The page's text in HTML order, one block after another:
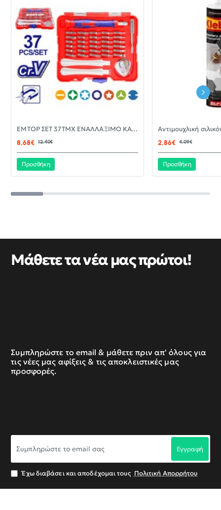
-30%EMTOP ΣΕΤ 37ΤΜΧ ΕΝΑΛΛΑΞΙΜΟ ΚΑΤΣΑΒΙΔΙ ΜΕ ΜΥΤΕΣ EBST03702
8,68€
12,40€
Προσθήκη
2,86€ 4,09€
Προσθήκη
Μάθετε τα νέα μας πρώτοι!
Συμπληρώστε το email & μάθετε πριν απ' όλους για
τις νέες μας αφίξεις & τις αποκλειστικές μας
προσφορές.
το
σας
Εγγραφή
Έχω διαβάσει και αποδέχομαι τους Πολιτική Απορρήτου